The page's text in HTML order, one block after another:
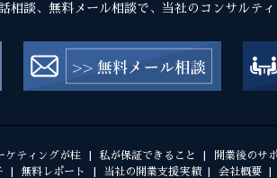
談、無料メール相談で、当社のコンサルティ
ケティングが柱 私が保証できること 開業後のサ
無料レポート 当社の開業支援実績 会社概要